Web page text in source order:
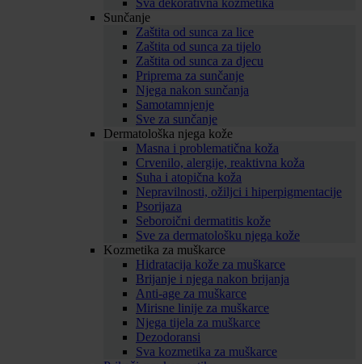
Sva dekorativna kozmetika
Sunčanje
Zaštita od sunca za lice
Zaštita od sunca za tijelo
Zaštita od sunca za djecu
Priprema za sunčanje
Njega nakon sunčanja
Samotamnjenje
Sve za sunčanje
Dermatološka njega kože
Masna i problematična koža
Crvenilo, alergije, reaktivna koža
Suha i atopična koža
Nepravilnosti, ožiljci i hiperpigmentacije
Psorijaza
Seboroični dermatitis kože
Sve za dermatološku njega kože
Kozmetika za muškarce
Hidratacija kože za muškarce
Brijanje i njega nakon brijanja
Anti-age za muškarce
Mirisne linije za muškarce
Njega tijela za muškarce
Dezodoransi
Sva kozmetika za muškarce